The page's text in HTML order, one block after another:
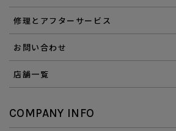
修理とアフターサービス
お問い合わせ
店舗一覧
COMPANY INFO